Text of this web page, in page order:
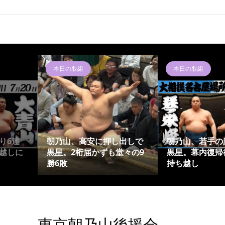
6連
しに
本日の取組
朝乃山、高安に押し出しで
黒星。2桁届かずも堂々の9
勝6敗
本日の取組
朝乃山、若手
黒星。幕内復
持ち越し